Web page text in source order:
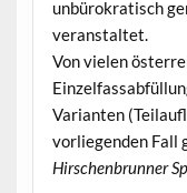
unbürokratisch
veranstaltet.
Von vielen
Varianten
vorliegenden Fall
Hirschenbrunner